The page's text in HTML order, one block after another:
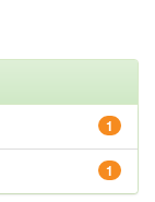
1
1